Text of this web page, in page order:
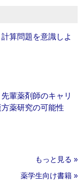
計算問題を意識しよ
輩薬剤師のキャリ
方薬研究の可能性
もっと見る »
薬学生向け書籍 »